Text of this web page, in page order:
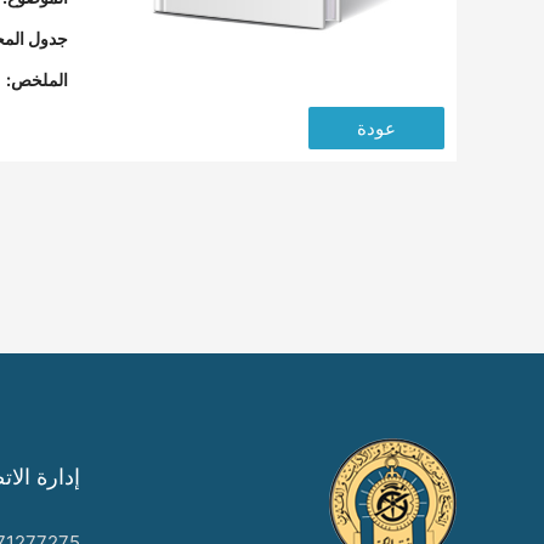
جدول
الملخص:
عودة
إدارة